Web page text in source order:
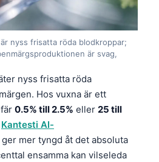
nyss frisatta röda blodkroppar;
är svag,
nyss frisatta röda
Hos vuxna är ett
0.5% till 2.5% eller 25 till
Kantesti AI-
ger mer tyngd åt det absoluta
ensamma kan vilseleda